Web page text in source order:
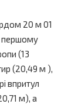
20 м 01
першому
(13
(20,49 м ),
впритул
м), а